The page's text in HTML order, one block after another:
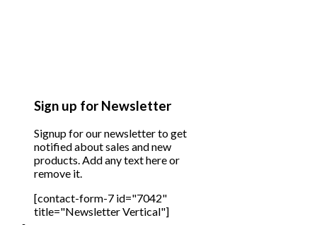
Sign up for Newsletter
Signup for our newsletter to get
notified about sales and new
products. Add any text here or
remove it.
[contact-form-7 id="7042"
title="Newsletter Vertical"]